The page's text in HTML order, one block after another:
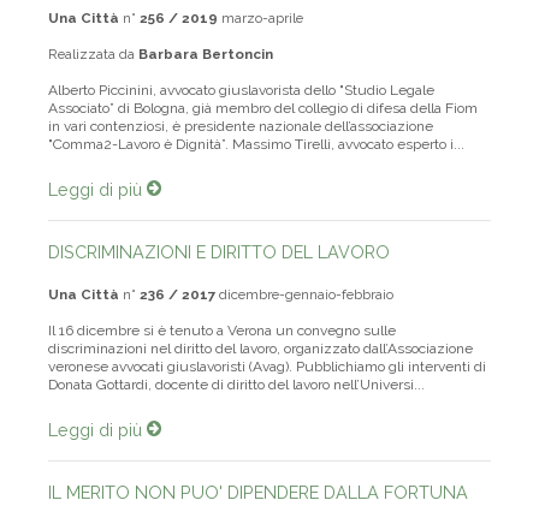
256 / 2019 marzo-aprile
Alberto Piccinini, avvocato giuslavorista dello "Studio Legale
Associato” di Bologna, già membro del collegio di difesa della Fiom
in vari contenziosi, è presidente nazionale dell’associazione
"Comma2-Lavoro è Dignità”. Massimo Tirelli, avvocato esperto i...
Leggi di più
DISCRIMINAZIONI E DIRITTO DEL LAVORO
236 / 2017 dicembre-gennaio-febbraio
Il 16 dicembre si è tenuto a Verona un convegno sulle
discriminazioni nel diritto del lavoro, organizzato dall’Associazione
veronese avvocati giuslavoristi (Avag). Pubblichiamo gli interventi di
Leggi di più
IL MERITO NON PUO' DIPENDERE DALLA FORTUNA